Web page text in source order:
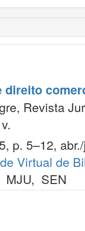
direito
Revista
p. 5–12,
Virtual de
MJU, SEN